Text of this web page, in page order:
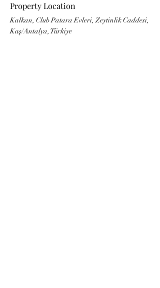
Property Location
Kalkan, Club Patara Evleri, Zeytinlik Caddesi,
Kaş/Antalya, Türkiye